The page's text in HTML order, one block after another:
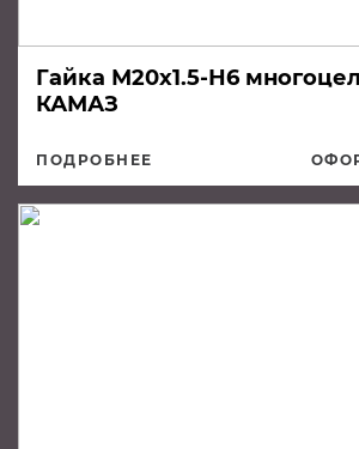
Гайка М20х1.5-Н6
КАМАЗ
ПОДРОБНЕЕ